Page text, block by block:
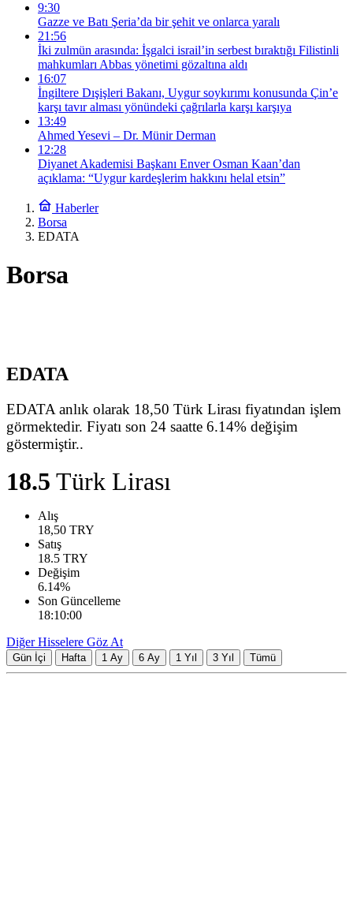
9:30
Gazze ve Batı Şeria’da bir şehit ve onlarca yaralı
21:56
İki zulmün arasında: İşgalci israil’in serbest bıraktığı Filistinli
mahkumları Abbas yönetimi gözaltına aldı
16:07
İngiltere Dışişleri Bakanı, Uygur soykırımı konusunda Çin’e
karşı tavır alması yönündeki çağrılarla karşı karşıya
13:49
Ahmed Yesevi – Dr. Münir Derman
12:28
Diyanet Akademisi Başkanı Enver Osman Kaan’dan
açıklama: “Uygur kardeşlerim hakkını helal etsin”
Haberler
Borsa
EDATA
Borsa
EDATA
EDATA anlık olarak 18,50 Türk Lirası fiyatından işlem
görmektedir. Fiyatı son 24 saatte 6.14% değişim
göstermiştir..
18.5 Türk Lirası
Alış
18,50 TRY
Satış
18.5 TRY
Değişim
6.14%
Son Güncelleme
18:10:00
Diğer Hisselere Göz At
Gün İçi Hafta 1 Ay 6 Ay 1 Yıl 3 Yıl Tümü